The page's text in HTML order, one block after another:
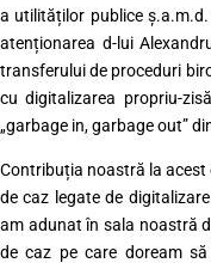
a utilităților publice
atenționarea d-lui
transferului de proceduri
cu digitalizarea propriu-
„garbage in, garbage out”
Contribuția noastră la acest
de caz legate de
am adunat în sala noastră
de caz pe care doream